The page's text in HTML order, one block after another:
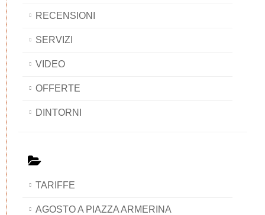
RECENSIONI
SERVIZI
VIDEO
OFFERTE
DINTORNI
TARIFFE
AGOSTO A PIAZZA ARMERINA